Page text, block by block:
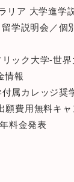
リア 大学進学
学説明会／個
ック大学‐世
情報
属カレッジ奨
願費用無料キ
料金発表